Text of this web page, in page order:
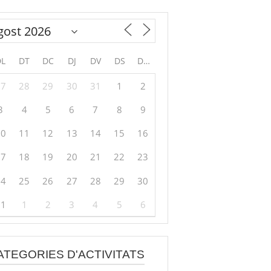
DT DC DJ DV DS DG
28 29 30 31 1
2
4 5 6 7 8
9
11 12 13 14 15
16
18 19 20 21 22
23
25 26 27 28 29
30
1 2 3 4 5 6
D'ACTIVITATS